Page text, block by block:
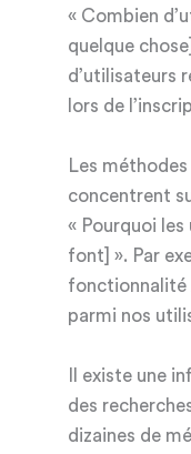
« Combien
quelque
d’utilisateurs
lors de
Les
concentrent
« Pourquoi
font] ». Par
fonctionnalité
parmi nos
Il existe une
des
dizaines de